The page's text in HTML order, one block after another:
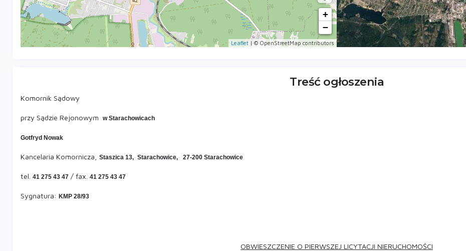
+
−
Leaflet| © OpenStreetMap contributors
Treść ogłoszenia
Komornik Sądowy
przy Sądzie Rejonowym w Starachowicach
Gotfryd Nowak
Kancelaria Komornicza, Staszica 13, Starachowice, 27-200 Starachowice
tel. 41 275 43 47 / fax. 41 275 43 47
Sygnatura: KMP 28/93
OBWIESZCZENIE O PIERWSZEJ LICYTACJI NIERUCHOMOŚCI